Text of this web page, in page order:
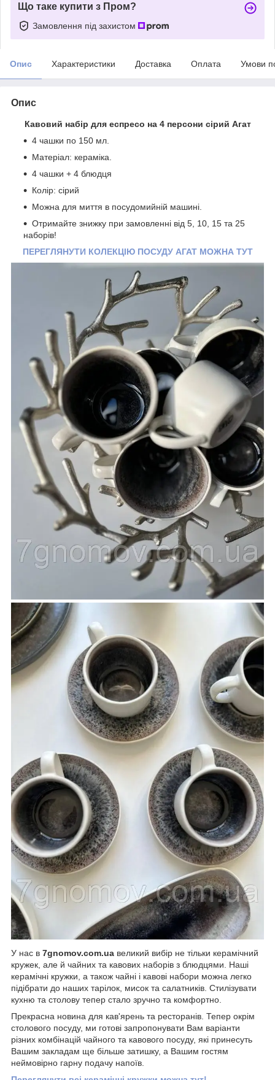
Що таке купити з Пром?
Замовлення під захистом
Опис Характеристики Доставка Оплата Умови
Опис
Кавовий набір для еспресо на 4 персони сірий Агат
4 чашки по 150 мл.
Матеріал: кераміка.
4 чашки + 4 блюдця
Колір: сірий
Можна для миття в посудомийній машині.
Отримайте знижку при замовленні від 5, 10, 15 та 25
наборів!
ПЕРЕГЛЯНУТИ КОЛЕКЦІЮ ПОСУДУ АГАТ МОЖНА ТУТ
У нас в 7gnomov.com.ua великий вибір не тільки керамічний
кружек, але й чайних та кавових наборів з блюдцями. Наші
керамічні кружки, а також чайні і кавові набори можна легко
підібрати до наших тарілок, мисок та салатників. Стилізувати
кухню та столову тепер стало зручно та комфортно.
Прекрасна новина для кав'ярень та ресторанів. Тепер окрім
столового посуду, ми готові запропонувати Вам варіанти
різних комбінацій чайного та кавового посуду, які принесуть
Вашим закладам ще більше затишку, а Вашим гостям
неймовірно гарну подачу напоїв.